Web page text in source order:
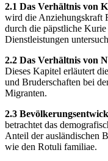
2.1 Das Verhältnis von
wird die Anziehungskraft
durch die päpstliche
Dienstleistungen
2.2 Das Verhältnis von
Dieses Kapitel erläutert
und Bruderschaften bei
Migranten.
2.3
betrachtet das
Anteil der ausländischen
wie den Rotuli familiae.